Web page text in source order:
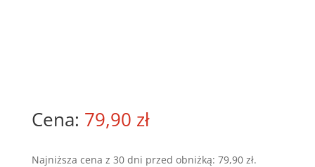
79,90 zł
Najniższa cena z 30 dni przed obniżką: 79,90 zł.